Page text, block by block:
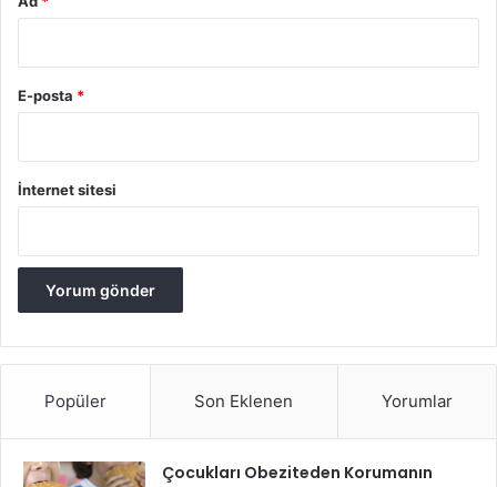
E-posta *
İnternet sitesi
Popüler Son Eklenen Yorumlar
Çocukları Obeziteden Korumanın